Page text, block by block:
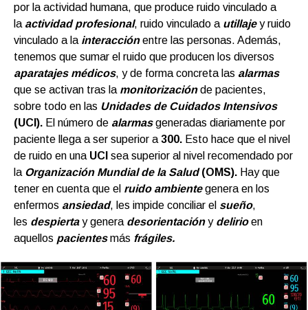
por la actividad humana, que produce ruido vinculado a
la actividad profesional, ruido vinculado a utillajey ruido
vinculado a la interacciónentre las personas. Además,
tenemos que sumar el ruido que producen los diversos
aparatajes médicos, y de forma concreta las alarmas
que se activan tras la monitorizaciónde pacientes,
sobre todo en las Unidades de Cuidados Intensivos
(UCI). El número de alarmasgeneradas diariamente por
paciente llega a ser superior a 300. Esto hace que el nivel
de ruido en una UCI sea superior al nivel recomendado por
la Organización Mundial de la Salud(OMS). Hay que
tener en cuenta que el ruido ambientegenera en los
enfermos ansiedad, les impide conciliar el sueño,
les despiertay genera desorientación y delirioen
aquellos pacientesmás frágiles.